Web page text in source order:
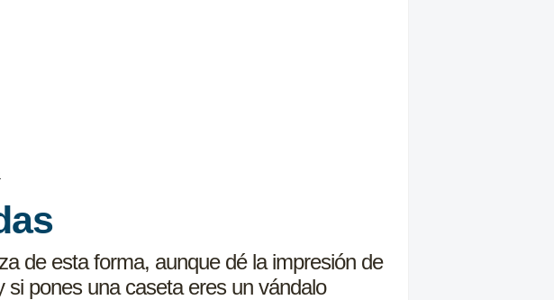
de esta forma, aunque dé la impresión de
pones una caseta eres un vándalo